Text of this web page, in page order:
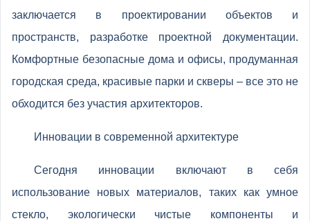
заключается в проектировании объектов и
пространств, разработке проектной документации.
Комфортные безопасные дома и офисы, продуманная
городская среда, красивые парки и скверы – все это не
обходится без участия архитекторов.
Инновации в современной архитектуре
Сегодня инновации включают в себя
использование новых материалов, таких как умное
стекло, экологически чистые компоненты и